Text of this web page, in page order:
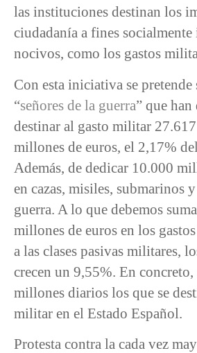
las instituciones destinan los
ciudadanía a fines
nocivos, como los gastos
Con esta iniciativa se pretende
“señores de la guerra” que
destinar al gasto militar
millones de euros, el 2,17% del
Además, de dedicar 10.000
en cazas, misiles, submarinos
guerra. A lo que debemos
millones de euros en los
a las clases pasivas militares,
crecen un 9,55%. En concreto,
millones diarios los que se
militar en el Estado Español.
Protesta contra la cada vez